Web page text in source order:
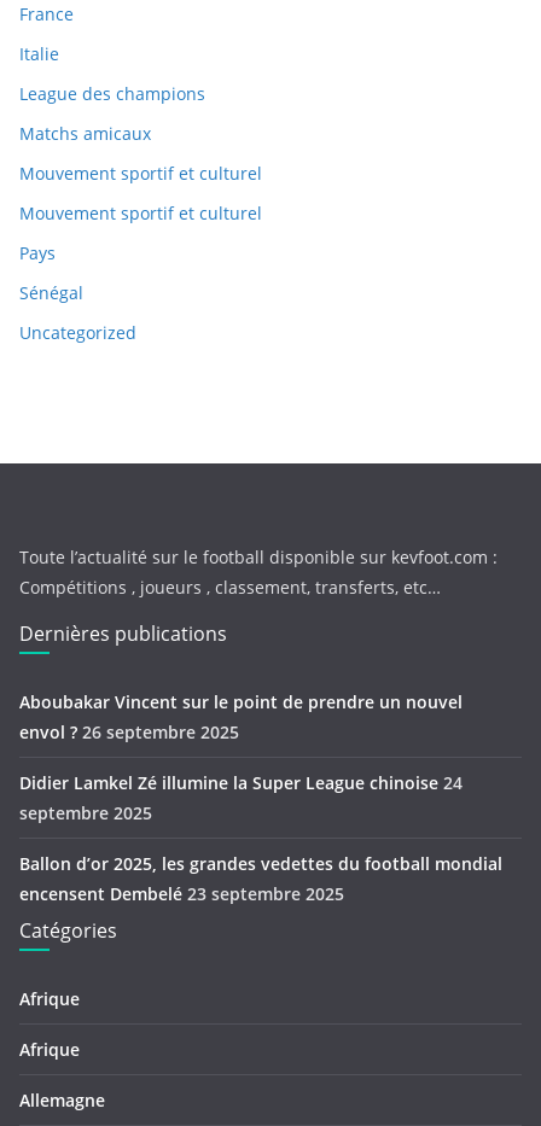
France
Italie
League des champions
Matchs amicaux
Mouvement sportif et culturel
Mouvement sportif et culturel
Pays
Sénégal
Uncategorized
Toute l’actualité sur le football disponible sur kevfoot.com :
Compétitions , joueurs , classement, transferts, etc…
Dernières publications
Aboubakar Vincent sur le point de prendre un nouvel
envol ? 26 septembre 2025
Didier Lamkel Zé illumine la Super League chinoise 24
septembre 2025
Ballon d’or 2025, les grandes vedettes du football mondial
encensent Dembelé 23 septembre 2025
Catégories
Afrique
Afrique
Allemagne